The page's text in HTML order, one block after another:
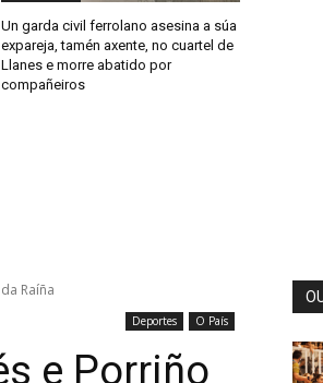
Un garda civil ferrolano asesina a súa
expareja, tamén axente, no cuartel de
Llanes e morre abatido por
compañeiros